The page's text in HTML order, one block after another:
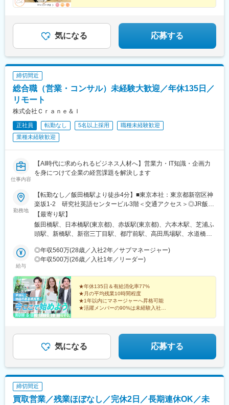
田駅(阪急線)、心斎橋駅、なんば駅(地下鉄)、大阪難波駅、なんば
合駅(東京都)、西４丁目駅、狸小路駅、二重橋前駅、大崎広小路
駅、乃木坂駅、高輪台駅、竹芝駅、神泉駅、稲荷町駅(東京都)、住
学校前駅、栄町駅(千葉県)、東海神駅、都電雑司ケ谷駅、高輪ゲー
トウェイ駅、高島町駅、馬車道駅、高津駅(神奈川県)、四ツ橋駅、
天王寺駅前駅、天神南駅、名鉄名古屋駅
気になる 応募する
締切間近
総合職（営業・コンサル）未経験大歓迎／年休135日／
リモート
株式会社Ｃｒａｎｅ＆Ｉ
正社員 転勤なし 5名以上採用
職種未経験歓迎
業種未経験歓迎
仕事内容
【AI時代に求められるビジネス人材へ】営業力・IT知識・企画力
を身につけて企業の経営課題を解決します
勤務地
【転勤なし／飯田橋駅より徒歩4分】■東京本社：東京都新宿区神
楽坂1-2 研究社英語センタービル3階＜交通アクセス＞◎JR飯田
橋駅 西口より徒歩4分◎東京メトロ飯田橋駅 B3出口より徒歩4分※
担当プロジェクトにより、将来的にリモートワーク（在宅勤務）
も可能です！
【最寄り駅】
飯田橋駅、日本橋駅(東京都)、赤坂駅(東京都)、六本木駅、芝浦ふ
頭駅、新橋駅、新宿三丁目駅、都庁前駅、高田馬場駅、水道橋
青海駅(東京都)、豊洲駅、有明駅(東京都)、亀戸駅、木場駅(東京
都)、天王洲アイル駅、立会川駅、大崎広小路駅、自由が丘駅、蒲
駅、明治神宮前駅、原宿駅、恵比寿駅、中野駅(東京都)、荻窪駅、
池袋駅、向原駅(東京都)、都電雑司ケ谷駅、赤羽駅、南千住駅、東
武練馬駅、光が丘駅、北千住駅、亀有駅、西葛西駅、吉祥寺駅、
井の頭公園駅、三鷹駅、府中競馬正門前駅、調布駅、町田駅、南
町田グランベリーパーク駅、豊田駅、国分寺駅、立川北駅、高松
よみうりランド駅、武蔵引田駅、新高島駅、横浜駅、元町・中華
街駅、伊勢佐木長者町駅、神奈川駅、新横浜駅、大倉山駅(神奈川
駅、橋本駅(神奈川県)、上溝駅、相模大野駅、汐入駅、横須賀中央
駅、平塚駅、鎌倉駅、大船駅、藤沢駅、辻堂駅、石上駅、小田原
駅、鴨宮駅、茅ケ崎駅、逗子・葉山駅、三崎口駅、秦野駅、倉見
給与
◎年収560万(28歳／入社2年／サブマネージャー)
◎年収500万(26歳／入社1年／リーダー)
★年休135日＆有給消化率77%
★月の平均残業10時間程度
★1年以内にマネージャーへ昇格可能
★活躍メンバーの90%は未経験入社
気になる 応募する
締切間近
買取営業／残業ほぼなし／完休2日／長期連休OK／未